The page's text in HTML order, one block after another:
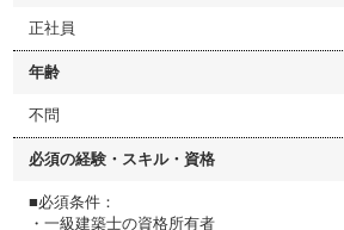
正社員
年齢
不問
必須の経験・スキル・資格
■必須条件：
・一級建築士の資格所有者